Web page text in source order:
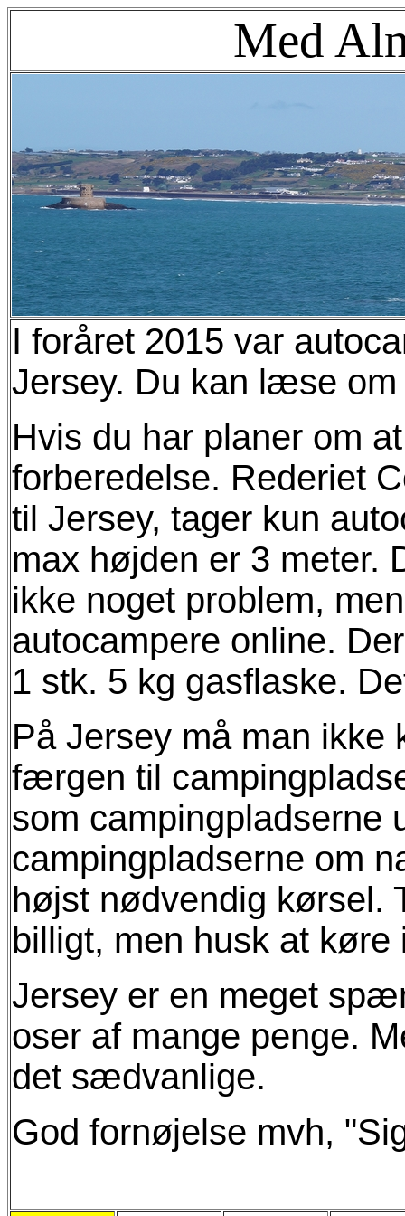
Med
I foråret 2015 var
Jersey. Du kan læse
Hvis du har planer om
forberedelse. Rederiet
til Jersey, tager kun
max højden er 3 meter.
ikke noget problem,
autocampere online.
1 stk. 5 kg gasflaske.
På Jersey må man ikke
færgen til
som campingpladserne
campingpladserne om
højst nødvendig kørsel.
billigt, men husk at
Jersey er en meget
oser af mange penge.
det sædvanlige.
God fornøjelse mvh,